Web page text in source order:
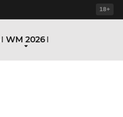
18+
WM 2026